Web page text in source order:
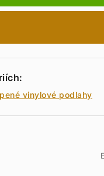
vinylové podlahy